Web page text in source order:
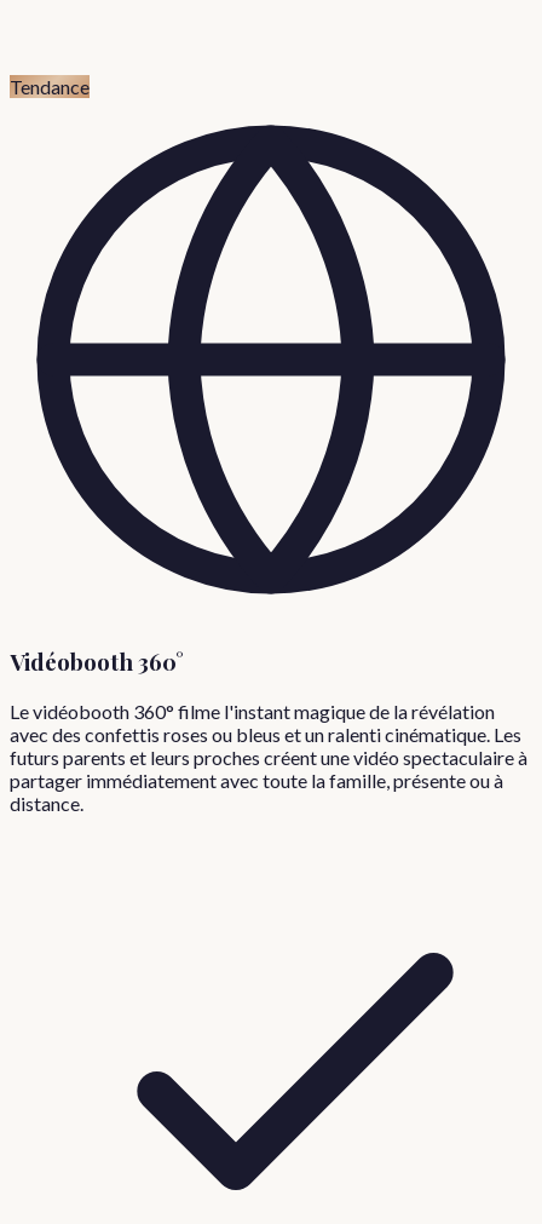
Tendance
Vidéobooth 360°
Le vidéobooth 360° filme l'instant magique de la révélation
avec des confettis roses ou bleus et un ralenti cinématique. Les
futurs parents et leurs proches créent une vidéo spectaculaire à
partager immédiatement avec toute la famille, présente ou à
distance.